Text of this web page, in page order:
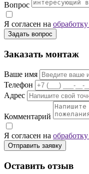
Вопрос
Я согласен на
Задать вопрос
Заказать монтаж
Ваше имя
Телефон
Адрес
Комментарий
Я согласен на
Отправить заявку
Оставить отзыв